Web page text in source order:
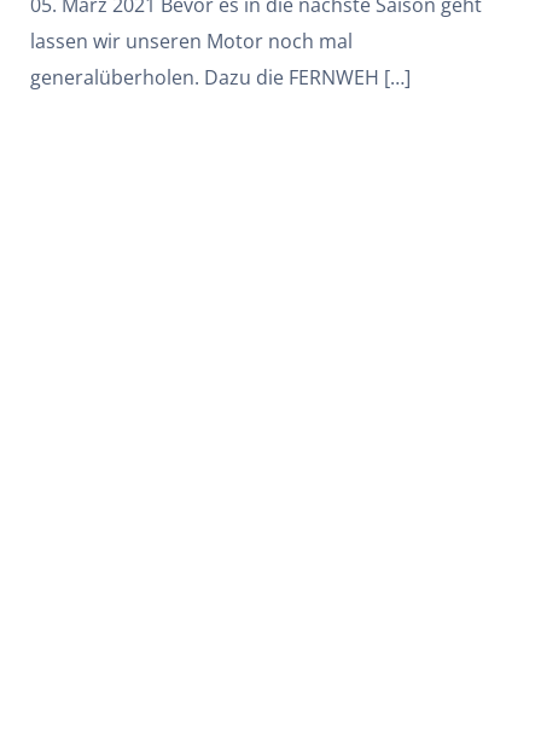
lassen wir unseren Motor noch mal
generalüberholen. Dazu die FERNWEH […]